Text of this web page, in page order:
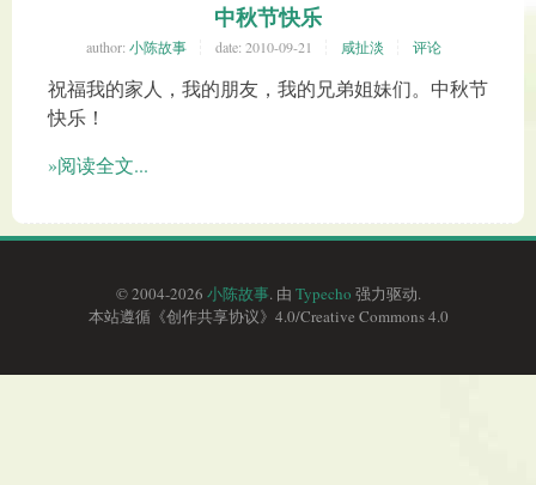
中秋节快乐
author: 小陈故事 date: 2010-09-21 咸扯淡 评论
祝福我的家人，我的朋友，我的兄弟姐妹们。中秋节
快乐！
»阅读全文...
© 2004-2026 小陈故事. 由 Typecho 强力驱动.
本站遵循《创作共享协议》4.0/Creative Commons 4.0